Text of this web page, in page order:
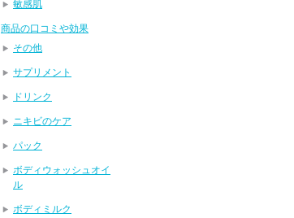
敏感肌
商品の口コミや効果
その他
サプリメント
ドリンク
ニキビのケア
パック
ボディウォッシュオイ
ル
ボディミルク